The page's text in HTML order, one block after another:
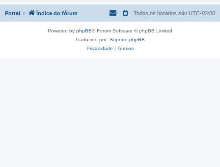
Portal Índice do fórum Todos os horários são UTC-03:00
Powered by phpBB® Forum Software © phpBB Limited
Traduzido por: Suporte phpBB
Privacidade | Termos